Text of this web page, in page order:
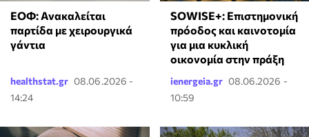
ΕΟΦ: Ανακαλείται
παρτίδα με χειρουργικά
γάντια
healthstat.gr 08.06.2026 -
14:24
SOWISE+: Επιστημονική
πρόοδος και καινοτομία
για μια κυκλική
οικονομία στην πράξη
ienergeia.gr 08.06.2026 -
10:59